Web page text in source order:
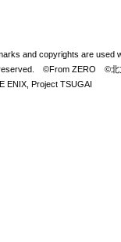
copyrights are used
reserved. ©From ZERO
Project TSUGAI